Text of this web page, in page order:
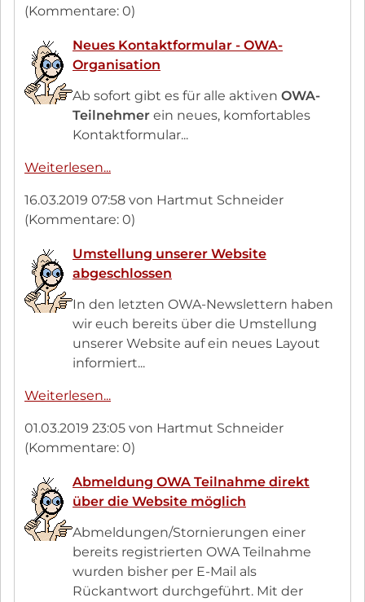
OWA
2020
(Kommentare: 0)
Neues Kontaktformular - OWA-
Organisation
Ab sofort gibt es für alle aktiven OWA-
Teilnehmer ein neues, komfortables
Kontaktformular...
Weiterlesen...Neues
-
OWA-
Organisation
16.03.2019 07:58 von Hartmut Schneider
(Kommentare: 0)
Umstellung unserer Website
abgeschlossen
In den letzten OWA-Newslettern haben
wir euch bereits über die Umstellung
unserer Website auf ein neues Layout
informiert...
Weiterlesen...Umstellung
Website
abgeschlossen
01.03.2019 23:05 von Hartmut Schneider
(Kommentare: 0)
Abmeldung OWA Teilnahme direkt
über die Website möglich
Abmeldungen/Stornierungen einer
bereits registrierten OWA Teilnahme
wurden bisher per E-Mail als
Rückantwort durchgeführt. Mit der